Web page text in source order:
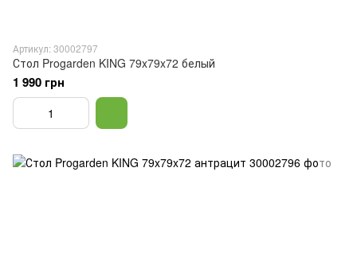
Артикул: 30002797
Стол Progarden KING 79x79x72 белый
1 990 грн